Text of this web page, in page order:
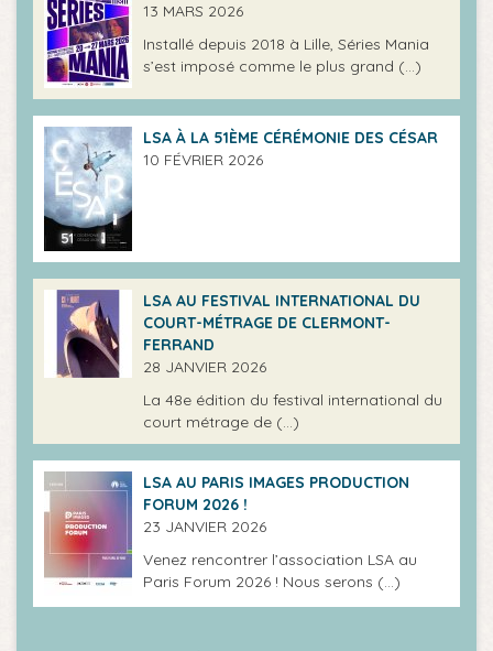
13 MARS 2026
Installé depuis 2018 à Lille, Séries Mania
s’est imposé comme le plus grand (…)
LSA À LA 51ÈME CÉRÉMONIE DES CÉSAR
10 FÉVRIER 2026
LSA AU FESTIVAL INTERNATIONAL DU
COURT-MÉTRAGE DE CLERMONT-
FERRAND
28 JANVIER 2026
La 48e édition du festival international du
court métrage de (…)
LSA AU PARIS IMAGES PRODUCTION
FORUM 2026 !
23 JANVIER 2026
Venez rencontrer l’association LSA au
Paris Forum 2026 ! Nous serons (…)